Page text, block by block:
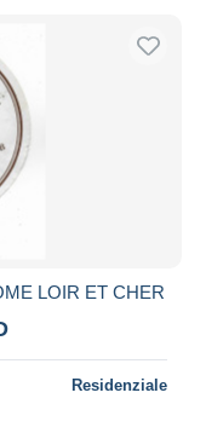
LOIR ET CHER
Residenziale